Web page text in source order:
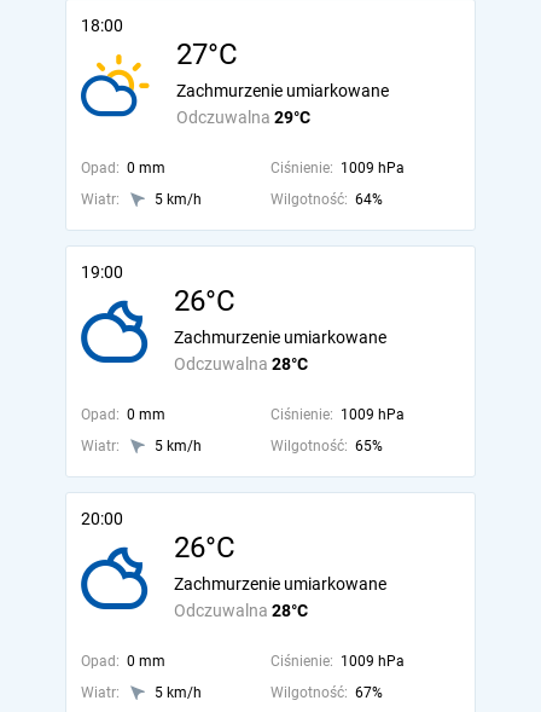
18:00
27°C
Odczuwalna 29°C
Zachmurzenie umiarkowane
Opad: 0 mm Ciśnienie: 1009 hPa
Wiatr:
5 km/h Wilgotność: 64%
19:00
26°C
Odczuwalna 28°C
Zachmurzenie umiarkowane
Opad: 0 mm Ciśnienie: 1009 hPa
Wiatr:
5 km/h Wilgotność: 65%
20:00
26°C
Odczuwalna 28°C
Zachmurzenie umiarkowane
Opad: 0 mm Ciśnienie: 1009 hPa
Wiatr:
5 km/h Wilgotność: 67%